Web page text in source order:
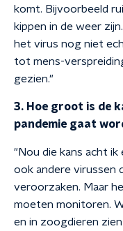
komt. Bijvoorbeeld
kippen in de weer
het virus nog niet
tot mens-
gezien."
3. Hoe groot is de
pandemie gaat
"Nou die kans acht ik
ook andere virussen
veroorzaken. Maar
moeten monitoren.
en in zoogdieren